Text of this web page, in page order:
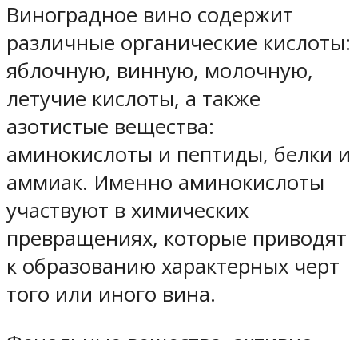
Виноградное вино содержит
различные органические кислоты:
яблочную, винную, молочную,
летучие кислоты, а также
азотистые вещества:
аминокислоты и пептиды, белки и
аммиак. Именно аминокислоты
участвуют в химических
превращениях, которые приводят
к образованию характерных черт
того или иного вина.